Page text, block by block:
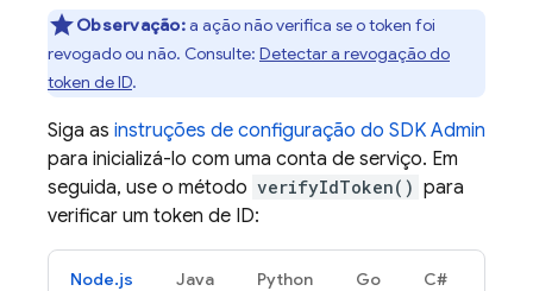
Observação:a ação não verifica se o token foi
revogado ou não. Consulte: Detectar a revogação do
token de ID.
Siga as instruções de configuração do SDK Admin
para inicializá-lo com uma conta de serviço. Em
seguida, use o método verifyIdToken() para
verificar um token de ID:
Node.js Java Python Go C#